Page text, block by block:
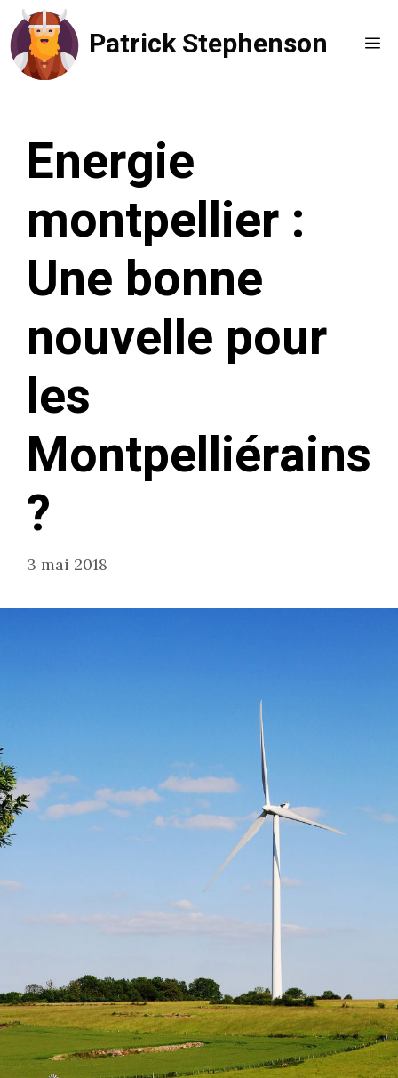
Aller
au
contenu
Patrick Stephenson
Energie
montpellier :
Une bonne
nouvelle pour
les
Montpelliérains
?
3 mai 2018